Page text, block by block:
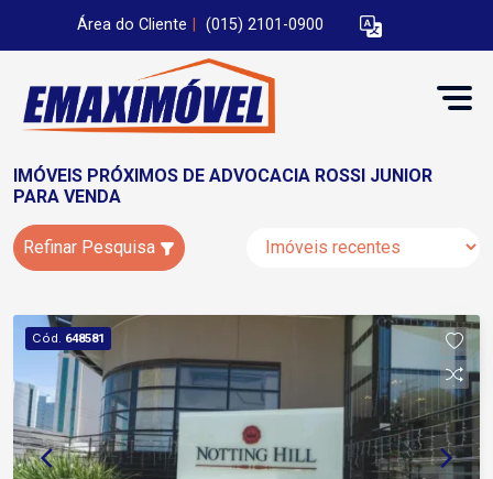
Área do Cliente (015) 2101-0900
IMÓVEIS PRÓXIMOS DE ADVOCACIA ROSSI JUNIOR
PARA VENDA
Refinar Pesquisa
Cód. 648581